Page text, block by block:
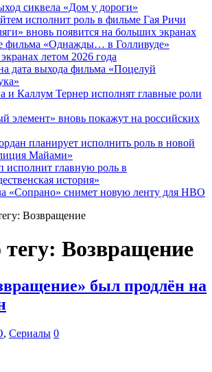
сиквела «Дом у дороги»
исполнит роль в фильме Гая Ричи
вновь появится на больших экранах
фильма «Однажды… в Голливуде»
летом 2026 года
дата выхода фильма «Поцелуй
и Каллум Тернер исполнят главные роли
элемент» вновь покажут на российских
планирует исполнить роль в новой
Майами»
главную роль в
история»
«Сопрано» снимет новую ленту для HBO
Возвращение
Возвращение
был продлён на
, Сериалы 0